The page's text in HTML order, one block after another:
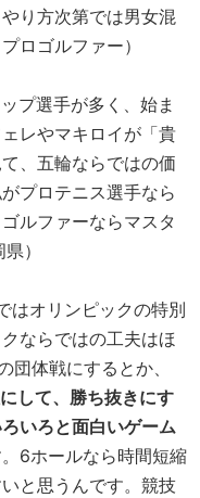
り方次第では男女混
ロゴルファー）
プ選手が多く、始ま
レやマキロイが「貴
、五輪ならではの価
プロテニス選手なら
ルファーならマスタ
）
はオリンピックの特別
ならではの工夫はほ
団体戦にするとか、
して、勝ち抜きにす
いろと面白いゲーム
6ホールなら時間短縮
と思うんです。競技